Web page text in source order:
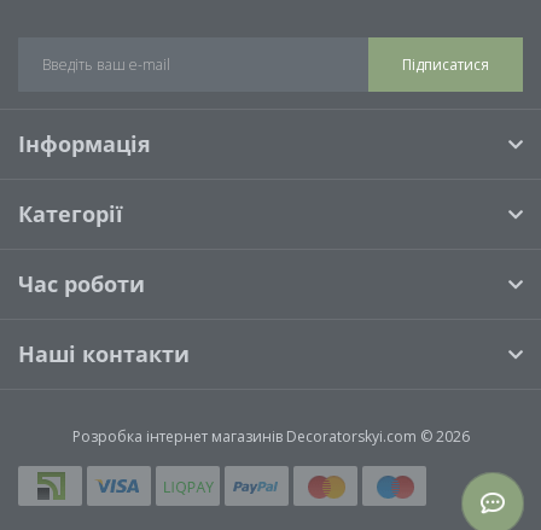
Підписатися
Інформація
Категорії
Час роботи
Наші контакти
Розробка інтернет магазинівDecoratorskyi.com © 2026